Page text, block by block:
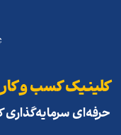
کلینیک کسب و کار
حرفه‌ای سرمایه‌گذاری